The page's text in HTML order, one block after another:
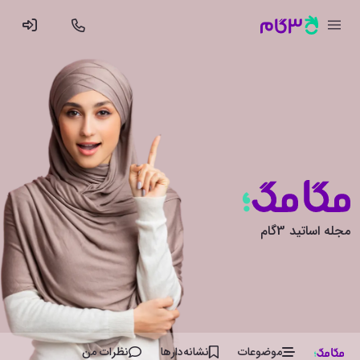
مجله اساتید 3گام
موضوعات نشانه‌دار‌ها نظرات من